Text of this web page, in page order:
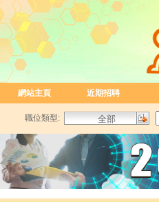
網站主頁 近期招聘
職位類型: